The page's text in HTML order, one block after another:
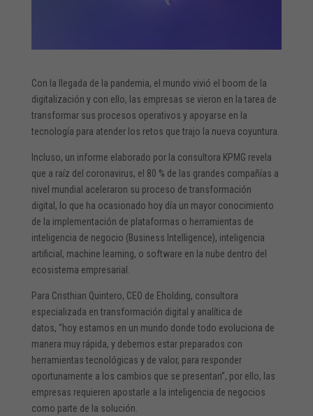
Con la llegada de la pandemia, el mundo vivió el boom de la
digitalización y con ello, las empresas se vieron en la tarea de
transformar sus procesos operativos y apoyarse en la
tecnología para atender los retos que trajo la nueva coyuntura.
Incluso, un informe elaborado por la consultora KPMG revela
que a raíz del coronavirus, el 80 % de las grandes compañías a
nivel mundial aceleraron su proceso de transformación
digital, lo que ha ocasionado hoy día un mayor conocimiento
de la implementación de plataformas o herramientas de
inteligencia de negocio (Business Intelligence), inteligencia
artificial, machine learning, o software en la nube dentro del
ecosistema empresarial.
Para Cristhian Quintero, CEO de Eholding, consultora
especializada en transformación digital y analítica de
datos, “hoy estamos en un mundo donde todo evoluciona de
manera muy rápida, y debemos estar preparados con
herramientas tecnológicas y de valor, para responder
oportunamente a los cambios que se presentan”, por ello, las
empresas requieren apostarle a la inteligencia de negocios
como parte de la solución.